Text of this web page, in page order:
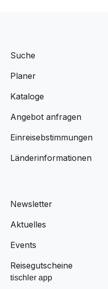
Suche
Planer
Kataloge
Angebot anfragen
Einreisebstimmungen
Länderinformationen
Newsletter
Aktuelles
Events
Reisegutscheine
tischler app